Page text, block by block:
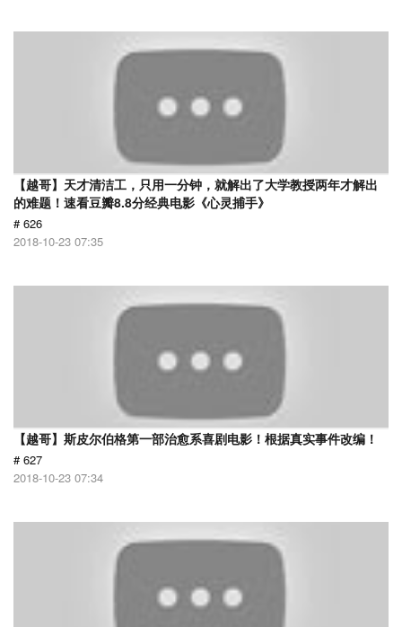
【越哥】天才清洁工，只用一分钟，就解出了大学教授两年才解出
的难题！速看豆瓣8.8分经典电影《心灵捕手》
# 626
2018-10-23 07:35
【越哥】斯皮尔伯格第一部治愈系喜剧电影！根据真实事件改编！
# 627
2018-10-23 07:34